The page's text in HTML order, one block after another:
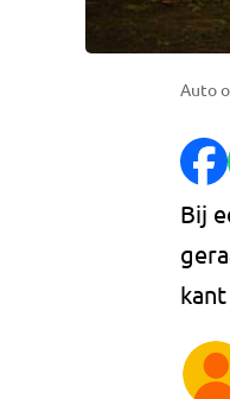
Auto
Bij